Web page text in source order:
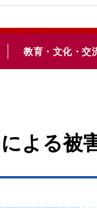
教育・文化・交
よる被